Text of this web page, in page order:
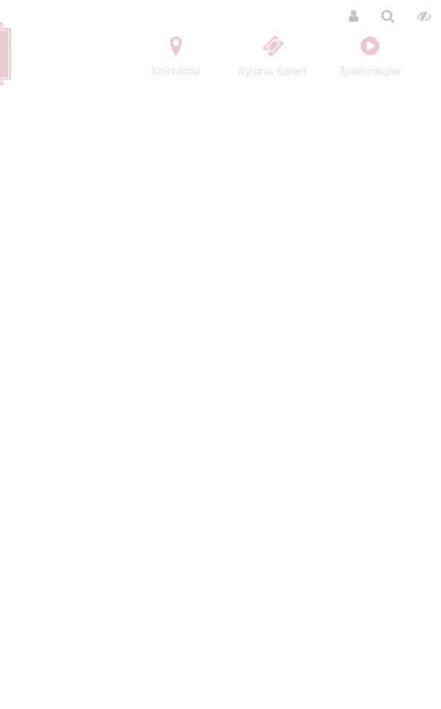
Контакты Купить билет Трансляции